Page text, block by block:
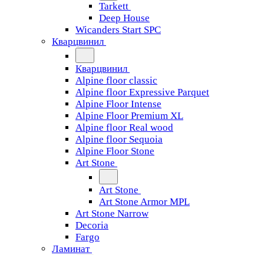
Tarkett
Deep House
Wicanders Start SPC
Кварцвинил
Кварцвинил
Alpine floor classic
Alpine floor Expressive Parquet
Alpine Floor Intense
Alpine Floor Premium XL
Alpine floor Real wood
Alpine floor Sequoia
Alpine Floor Stone
Art Stone
Art Stone
Art Stone Armor MPL
Art Stone Narrow
Decoria
Fargo
Ламинат